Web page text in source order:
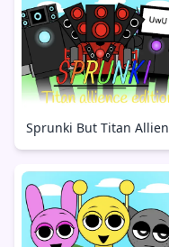
Sprunki But Titan